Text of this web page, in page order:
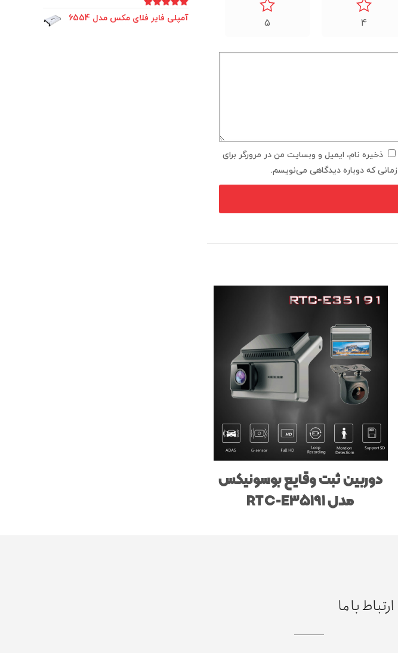
4
5
ذخیره نام، ایمیل و وبسایت من در مرورگر برای
زمانی که دوباره دیدگاهی می‌نویسم.
دوربین ثبت وقایع بوسونیکس
مدل RTC-E35191
امتیاز
5.00
از 5
آمپلی فایر فلای مکس مدل 6554
ارتباط با ما